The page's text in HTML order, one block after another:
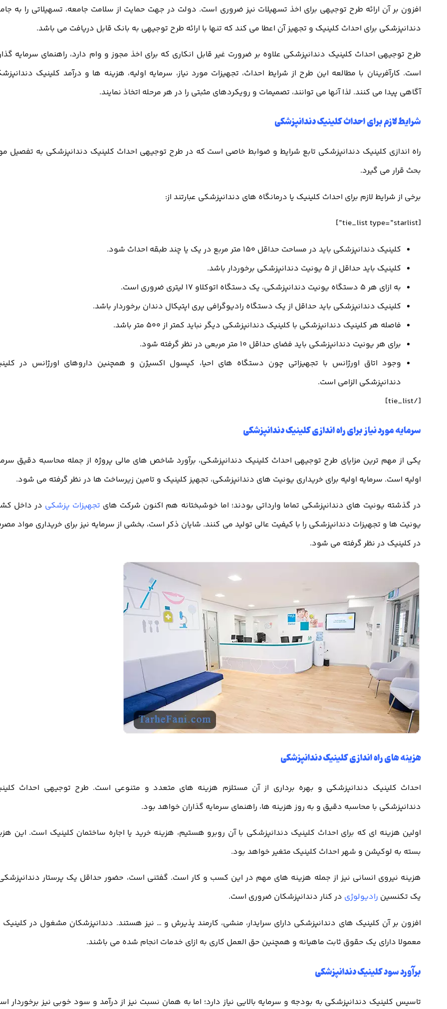
افزون بر آن ارائه طرح توجیهی برای اخذ تسهیلات نیز ضروری است. دولت در جهت حمایت از سلامت جامعه، تسهیلاتی را به
دندانپزشکی برای احداث کلینیک و تجهیز آن اعطا می کند که تنها با ارائه طرح توجیهی به بانک قابل دریافت می باشد.
طرح توجیهی احداث کلینیک دندانپزشکی علاوه بر ضرورت غیر قابل انکاری که برای اخذ مجوز و وام دارد، راهنمای سرمایه
است. کارآفرینان با مطالعه این طرح از شرایط احداث، تجهیزات مورد نیاز، سرمایه اولیه، هزینه ها و درآمد کلینیک
آگاهی پیدا می کنند. لذا آنها می توانند، تصمیمات و رویکردهای مثبتی را در هر مرحله اتخاذ نمایند.
شرایط لازم برای احداث کلینیک دندانپزشکی
راه اندازی کلینیک دندانپزشکی تابع شرایط و ضوابط خاصی است که در طرح توجیهی احداث کلینیک دندانپزشکی به تفصیل
بحث قرار می گیرد.
برخی از شرایط لازم برای احداث کلینیک یا درمانگاه های دندانپزشکی عبارتند از:
[tie_list type=”starlist”]
کلینیک دندانپزشکی باید در مساحت حداقل 150 متر مربع در یک یا چند طبقه احداث شود.
کلینیک باید حداقل از 5 یونیت دندانپزشکی برخوردار باشد.
به ازای هر 5 دستگاه یونیت دندانپزشکی، یک دستگاه اتوکلاو 17 لیتری ضروری است.
کلینیک دندانپزشکی باید حداقل از یک دستگاه رادیوگرافی پری اپتیکال دندان برخوردار باشد.
فاصله هر کلینیک دندانپزشکی با کلینیک دندانپزشکی دیگر نباید کمتر از 500 متر باشد.
برای هر یونیت دندانپزشکی باید فضای حداقل 10 متر مربعی در نظر گرفته شود.
وجود اتاق اورژانس با تجهیزاتی چون دستگاه های احیا، کپسول اکسیژن و همچنین داروهای اورژانس در
دندانپزشکی الزامی است.
[/tie_list]
سرمایه مورد نیاز برای راه اندازی کلینیک دندانپزشکی
یکی از مهم ترین مزایای طرح توجیهی احداث کلینیک دندانپزشکی، برآورد شاخص های مالی پروژه از جمله محاسبه دقیق
اولیه است. سرمایه اولیه برای خریداری یونیت های دندانپزشکی، تجهیز کلینیک و تامین زیرساخت ها در نظر گرفته می شود.
در گذشته یونیت های دندانپزشکی تماما وارداتی بودند؛ اما خوشبختانه هم اکنون شرکت های تجهیزات پزشکی در داخل
یونیت ها و تجهیزات دندانپزشکی را با کیفیت عالی تولید می کنند. شایان ذکر است، بخشی از سرمایه نیز برای خریداری مواد
در کلینیک در نظر گرفته می شود.
هزینه های راه اندازی کلینیک دندانپزشکی
احداث کلینیک دندانپزشکی و بهره برداری از آن مستلزم هزینه های متعدد و متنوعی است. طرح توجیهی احداث
دندانپزشکی با محاسبه دقیق و به روز هزینه ها، راهنمای سرمایه گذاران خواهد بود.
اولین هزینه ای که برای احداث کلینیک دندانپزشکی با آن روبرو هستیم، هزینه خرید یا اجاره ساختمان کلینیک است. این
بسته به لوکیشن و شهر احداث کلینیک متغیر خواهد بود.
هزینه نیروی انسانی نیز از جمله هزینه های مهم در این کسب و کار است. گفتنی است، حضور حداقل یک پرستار
یک تکنسین رادیولوژی در کنار دندانپزشکان ضروری است.
افزون بر آن کلینیک های دندانپزشکی دارای سرایدار، منشی، کارمند پذیرش و … نیز هستند. دندانپزشکان مشغول در کلینیک
معمولا دارای یک حقوق ثابت ماهیانه و همچنین حق العمل کاری به ازای خدمات انجام شده می باشند.
برآورد سود کلینیک دندانپزشکی
تاسیس کلینیک دندانپزشکی به بودجه و سرمایه بالایی نیاز دارد؛ اما به همان نسبت نیز از درآمد و سود خوبی نیز برخوردار